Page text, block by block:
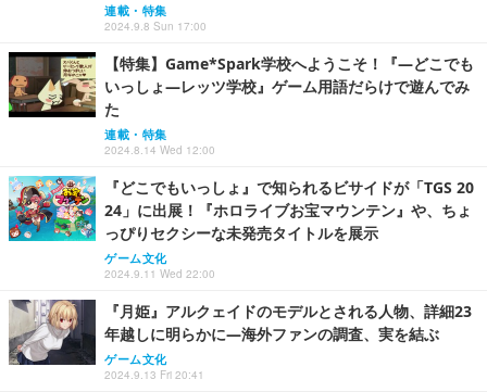
連載・特集
2024.9.8 Sun 17:00
【特集】Game*Spark学校へようこそ！『―どこでも
いっしょ―レッツ学校』ゲーム用語だらけで遊んでみ
た
連載・特集
2024.8.14 Wed 12:00
『どこでもいっしょ』で知られるビサイドが「TGS 20
24」に出展！『ホロライブお宝マウンテン』や、ちょ
っぴりセクシーな未発売タイトルを展示
ゲーム文化
2024.9.11 Wed 22:00
『月姫』アルクェイドのモデルとされる人物、詳細23
年越しに明らかに―海外ファンの調査、実を結ぶ
ゲーム文化
2024.9.13 Fri 20:41